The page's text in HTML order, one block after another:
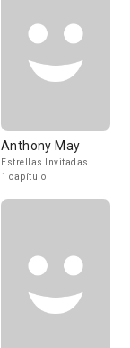
Anthony May
Estrellas Invitadas
1 capítulo